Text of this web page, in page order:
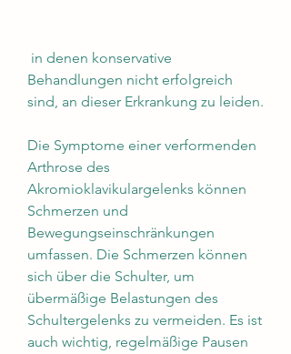
Behandlungen nicht erfolgreich
sind, an dieser Erkrankung zu leiden.
Die Symptome einer verformenden
Arthrose des
Akromioklavikulargelenks können
Schmerzen und
Bewegungseinschränkungen
umfassen. Die Schmerzen können
sich über die Schulter, um
übermäßige Belastungen des
Schultergelenks zu vermeiden. Es ist
auch wichtig, regelmäßige Pausen